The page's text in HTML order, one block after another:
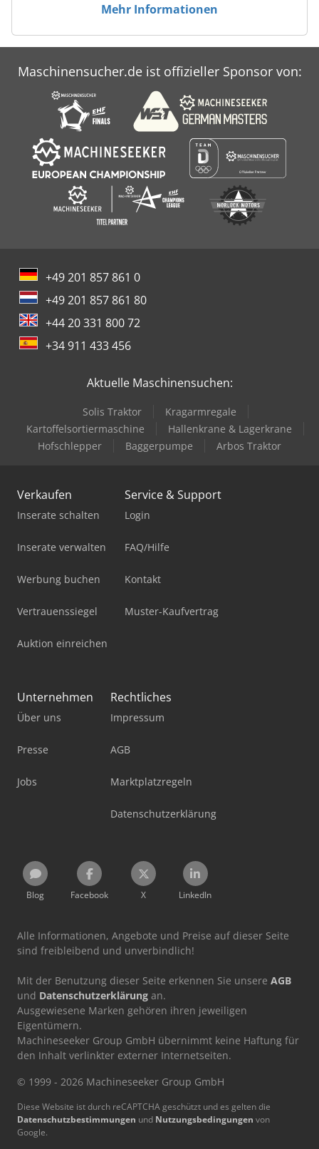
Mehr Informationen
Maschinensucher.de ist offizieller Sponsor von:
+49 201 857 861 0
+49 201 857 861 80
+44 20 331 800 72
+34 911 433 456
Aktuelle Maschinensuchen:
Solis Traktor
Kragarmregale
Kartoffelsortiermaschine
Hallenkrane & Lagerkrane
Hofschlepper
Baggerpumpe Arbos Traktor
Verkaufen
Inserate schalten
Inserate verwalten
Werbung buchen
Vertrauenssiegel
Auktion einreichen
Service & Support
Login
FAQ/Hilfe
Kontakt
Muster-Kaufvertrag
Unternehmen
Über uns
Presse
Jobs
Rechtliches
Impressum
AGB
Marktplatzregeln
Datenschutzerklärung
Blog Facebook X LinkedIn
Alle Informationen, Angebote und Preise auf dieser Seite
sind freibleibend und unverbindlich!
Mit der Benutzung dieser Seite erkennen Sie unsere AGB
und Datenschutzerklärung an.
Ausgewiesene Marken gehören ihren jeweiligen
Eigentümern.
Machineseeker Group GmbH übernimmt keine Haftung für
den Inhalt verlinkter externer Internetseiten.
© 1999 - 2026 Machineseeker Group GmbH
Diese Website ist durch reCAPTCHA geschützt und es gelten die
Datenschutzbestimmungen und Nutzungsbedingungen von
Google.